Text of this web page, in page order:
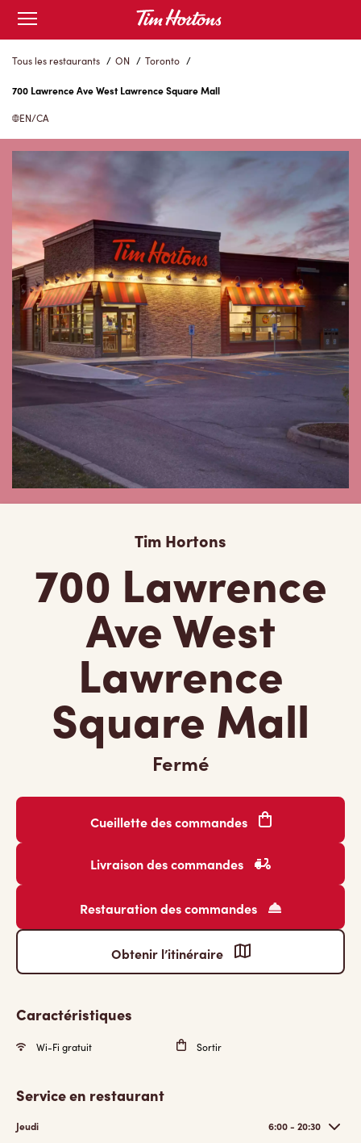
Skip
Content
Open
mobile
menu
Tous les restaurants / ON / Toronto /
700 Lawrence Ave West Lawrence Square Mall
EN/CA
Tim Hortons
700 Lawrence
Ave West
Lawrence
Square Mall
Fermé
Cueillette des commandes
Livraison des commandes
Restauration des commandes
Obtenir l’itinéraire
Caractéristiques
Wi-Fi gratuit Sortir
Service en restaurant
Jeudi 6:00 - 20:30